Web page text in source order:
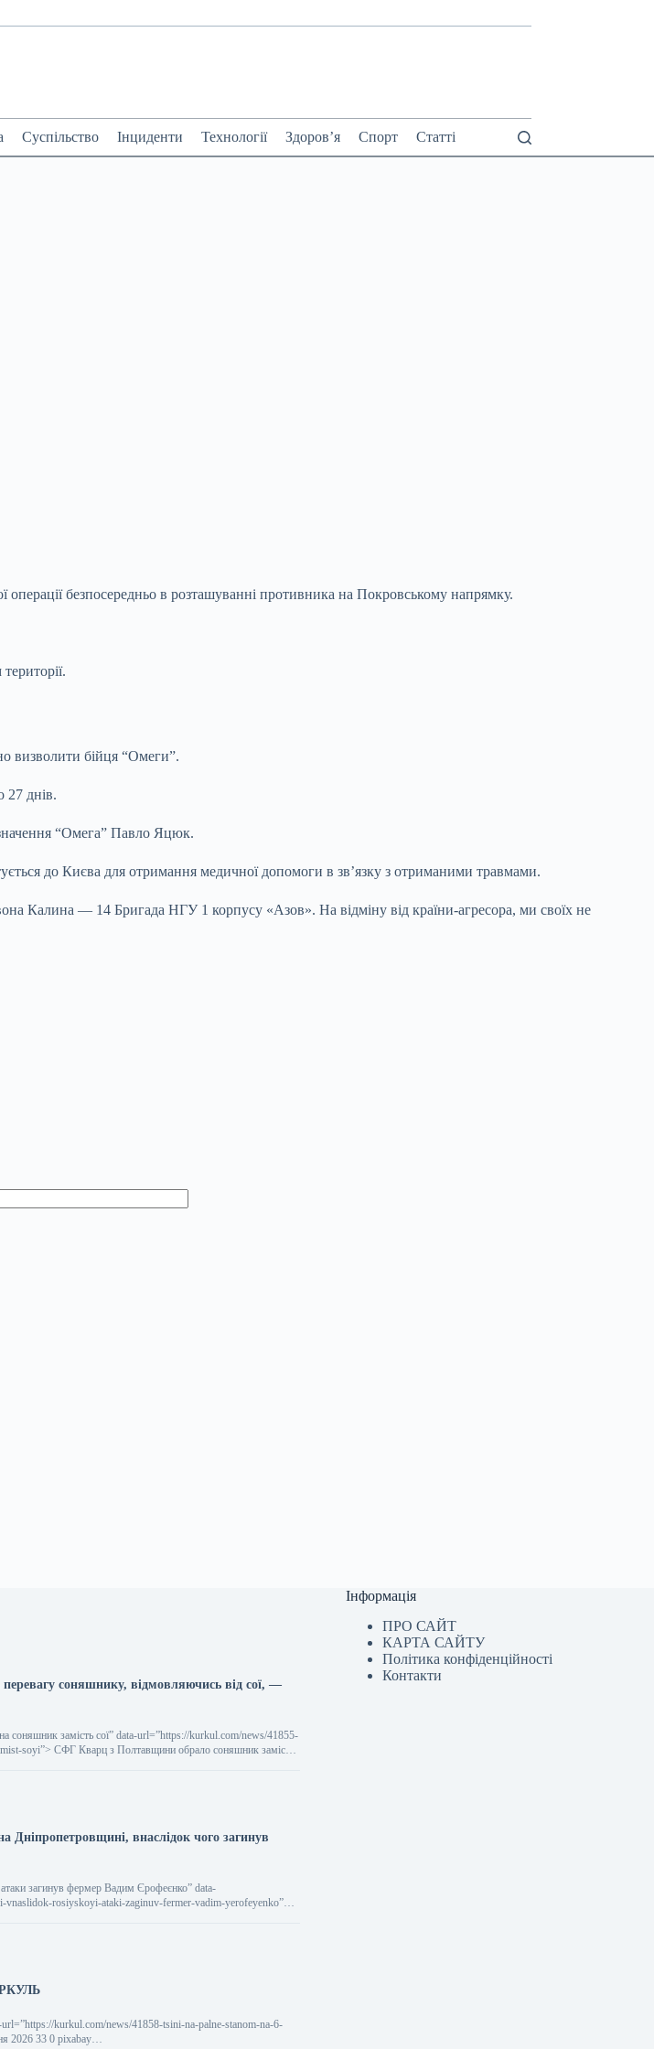
Суспільство Інциденти Технології Здоров’я Спорт Статті
безпосередньо в розташуванні противника на Покровському напрямку.
визволити бійця “Омеги”.
27 днів.
“Омега” Павло Яцюк.
до Києва для отримання медичної допомоги в звʼязку з отриманими травмами.
Калина — 14 Бригада НГУ 1 корпусу «Азов». На відміну від країни-агресора, ми своїх не
соняшнику, відмовляючись від сої, —
замість сої” data-url=”https://kurkul.com/news/41855-
soyi”> СФГ Кварц з Полтавщини обрало соняшник замість
Дніпропетровщині, внаслідок чого загинув
атаки загинув фермер Вадим Єрофеєнко” data-
rosiyskoyi-ataki-zaginuv-fermer-vadim-yerofeyenko”>
url=”https://kurkul.com/news/41858-tsini-na-palne-stanom-na-6-
2026 33 0 pixabay…
Інформація
ПРО САЙТ
КАРТА САЙТУ
Політика конфіденційності
Контакти